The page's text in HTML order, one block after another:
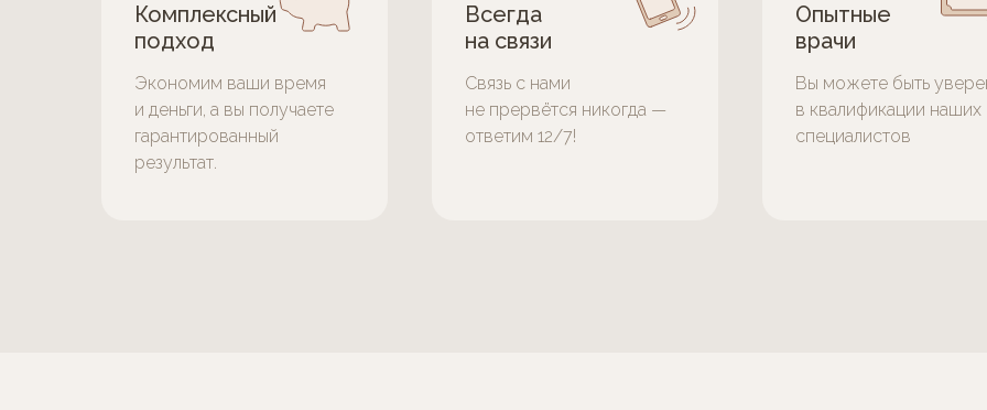
Комплексный
подход
Экономим ваши время
и деньги, а вы получаете
гарантированный
результат.
Всегда
на связи
Связь с нами
не прервётся никогда —
ответим 12/7!
Опытные
врачи
Вы можете быть
в квалификации наших
специалистов